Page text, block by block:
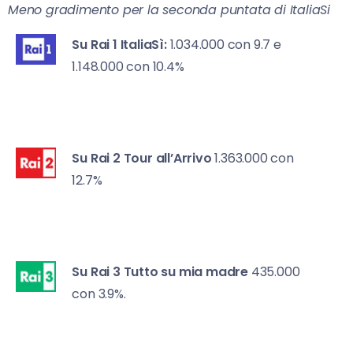
Meno gradimento per la seconda puntata di ItaliaSi
Su Rai 1 ItaliaSì:1.034.000 con 9.7 e
1.148.000 con 10.4%
Su Rai 2 Tour all’Arrivo1.363.000 con
12.7%
Su Rai 3 Tutto su mia madre435.000
con 3.9%.